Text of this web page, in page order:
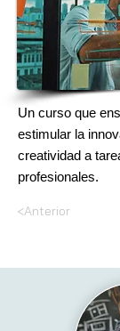
Un curso que
estimular la
creatividad a
profesionales.
<Anterior